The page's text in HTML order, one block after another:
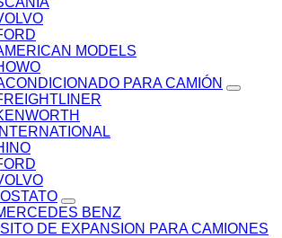
MODELS
PARA CAMIÓN
INTERNATIONAL
BENZ
DE EXPANSION PARA CAMIONES